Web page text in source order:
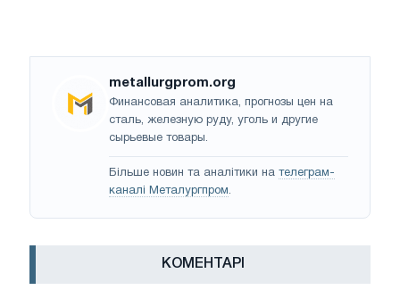
metallurgprom.org
Финансовая аналитика, прогнозы цен на
сталь, железную руду, уголь и другие
сырьевые товары.
Більше новин та аналітики на телеграм-
каналі Металургпром.
КОМЕНТАРІ